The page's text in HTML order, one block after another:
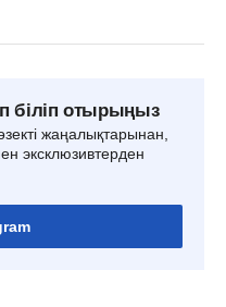
біліп отырыңыз
жаңалықтарынан,
эксклюзивтерден